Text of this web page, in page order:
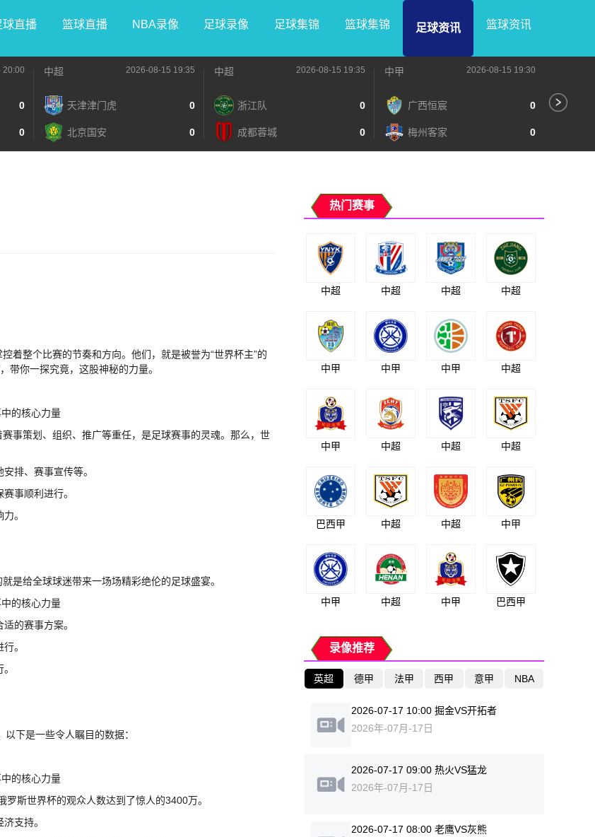
球直播 篮球直播 NBA录像 足球录像 足球集锦 篮球集锦 足球资讯 篮球资讯
20:00
0
0
中超 2026-08-15 19:35
天津津门虎 0
北京国安 0
中超 2026-08-15 19:35
浙江队 0
成都蓉城 0
中甲 2026-08-15 19:30
广西恒宸 0
梅州客家 0
着整个比赛的节奏和方向。他们，就是被誉为“世界杯主”的
带你一探究竟，这股神秘的力量。
事策划、组织、推广等重任，是足球赛事的灵魂。那么，世
排、赛事宣传等。
事顺利进行。
。
是给全球球迷带来一场场精彩绝伦的足球盛宴。
的赛事方案。
。
下是一些令人瞩目的数据：
斯世界杯的观众人数达到了惊人的3400万。
支持。
热门赛事
中超 中超 中超 中超
中甲 中甲 中甲 中超
中甲 中超 中超 中超
巴西甲 中超 中超 中甲
中甲 中超 中甲 巴西甲
录像推荐
英超 德甲 法甲 西甲 意甲 NBA
2026-07-17 10:00 掘金VS开拓者
2026年-07月-17日
2026-07-17 09:00 热火VS猛龙
2026年-07月-17日
2026-07-17 08:00 老鹰VS灰熊